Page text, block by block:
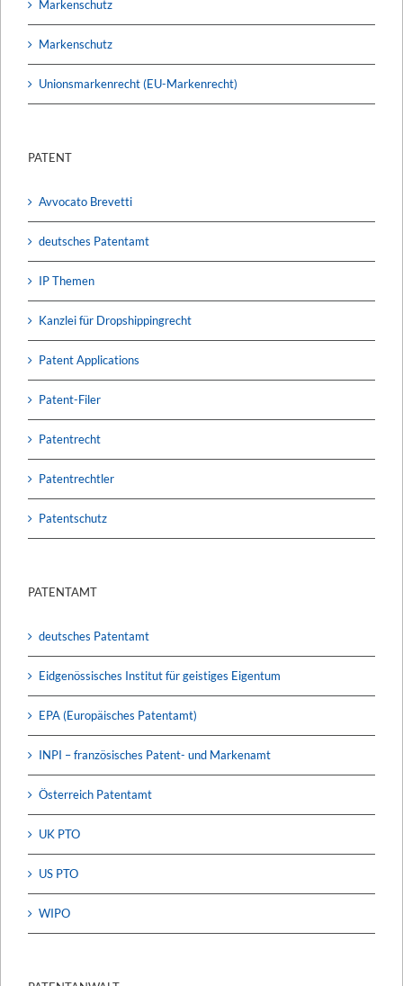
Markenschutz
Markenschutz
Unionsmarkenrecht (EU-Markenrecht)
PATENT
Avvocato Brevetti
deutsches Patentamt
IP Themen
Kanzlei für Dropshippingrecht
Patent Applications
Patent-Filer
Patentrecht
Patentrechtler
Patentschutz
PATENTAMT
deutsches Patentamt
Eidgenössisches Institut für geistiges Eigentum
EPA (Europäisches Patentamt)
INPI – französisches Patent- und Markenamt
Österreich Patentamt
UK PTO
US PTO
WIPO